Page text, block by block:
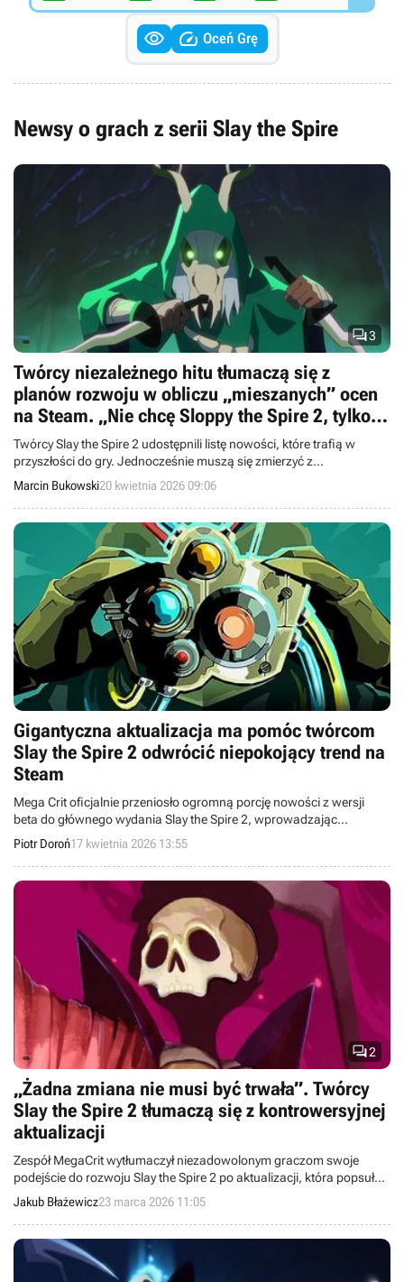
  Oceń Grę
Newsy o grach z serii Slay the Spire
3
Twórcy niezależnego hitu tłumaczą się z
planów rozwoju w obliczu „mieszanych” ocen
na Steam. „Nie chcę Sloppy the Spire 2, tylko
Slay the Spire 2”
Twórcy Slay the Spire 2 udostępnili listę nowości, które trafią w
przyszłości do gry. Jednocześnie muszą się zmierzyć z
bombardowaniem negatywnymi ocenami po ostatniej aktualizacji.
Marcin Bukowski20 kwietnia 2026 09:06
Gigantyczna aktualizacja ma pomóc twórcom
Slay the Spire 2 odwrócić niepokojący trend na
Steam
Mega Crit oficjalnie przeniosło ogromną porcję nowości z wersji
beta do głównego wydania Slay the Spire 2, wprowadzając
kluczowe zmiany w balansie i mechanice, które mają odświeżyć
rozgrywkę we wczesnym dostępie.
Piotr Doroń17 kwietnia 2026 13:55
2
„Żadna zmiana nie musi być trwała”. Twórcy
Slay the Spire 2 tłumaczą się z kontrowersyjnej
aktualizacji
Zespół MegaCrit wytłumaczył niezadowolonym graczom swoje
podejście do rozwoju Slay the Spire 2 po aktualizacji, która popsuła
zabawę wielu nabywcom.
Jakub Błażewicz23 marca 2026 11:05